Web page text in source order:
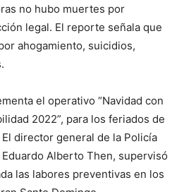
no hubo muertes por
legal. El reporte señala que
ahogamiento, suicidios,
el operativo “Navidad con
2022”, para los feriados de
director general de la Policía
Alberto Then, supervisó
las labores preventivas en los